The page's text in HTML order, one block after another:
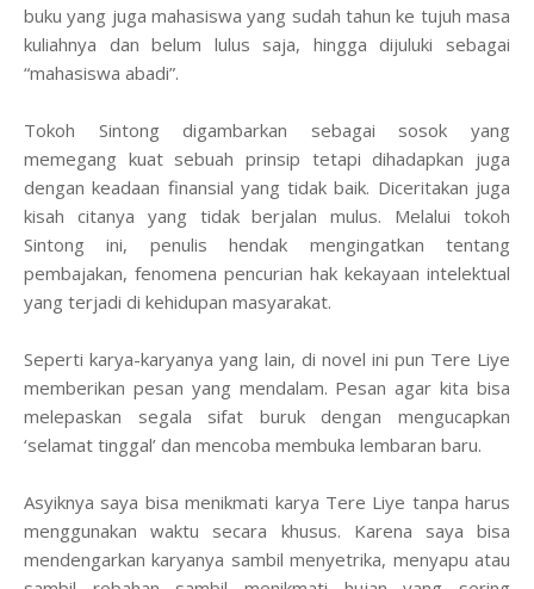
buku yang juga mahasiswa yang sudah tahun ke tujuh masa
kuliahnya dan belum lulus saja, hingga dijuluki sebagai
“mahasiswa abadi”.
Tokoh Sintong digambarkan sebagai sosok yang
memegang kuat sebuah prinsip tetapi dihadapkan juga
dengan keadaan finansial yang tidak baik. Diceritakan juga
kisah citanya yang tidak berjalan mulus. Melalui tokoh
Sintong ini, penulis hendak mengingatkan tentang
pembajakan, fenomena pencurian hak kekayaan intelektual
yang terjadi di kehidupan masyarakat.
Seperti karya-karyanya yang lain, di novel ini pun Tere Liye
memberikan pesan yang mendalam. Pesan agar kita bisa
melepaskan segala sifat buruk dengan mengucapkan
‘selamat tinggal’ dan mencoba membuka lembaran baru.
Asyiknya saya bisa menikmati karya Tere Liye tanpa harus
menggunakan waktu secara khusus. Karena saya bisa
mendengarkan karyanya sambil menyetrika, menyapu atau